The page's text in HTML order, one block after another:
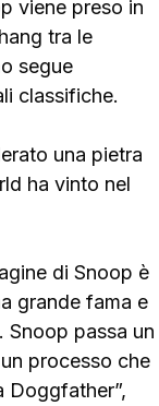
viene preso in
tra le
segue
classifiche.
una pietra
ha vinto nel
di Snoop è
grande fama e
Snoop passa un
processo che
Doggfather”,